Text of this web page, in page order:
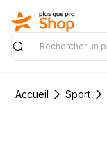
Rechercher
Accueil Sport